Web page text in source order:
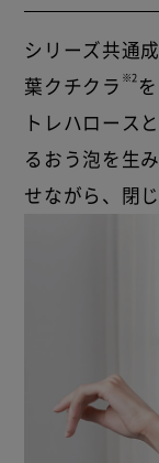
シリーズ共通
葉クチクラ ※2
トレハロース
るおう泡を生
せながら、閉